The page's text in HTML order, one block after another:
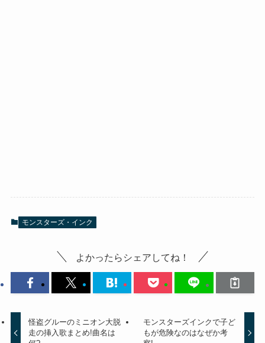
モンスターズ・インク
よかったらシェアしてね！
怪盗グルーのミニオン大脱
走の挿入歌まとめ!曲名は
モンスターズインクで子ど
もが危険なのはなぜか考